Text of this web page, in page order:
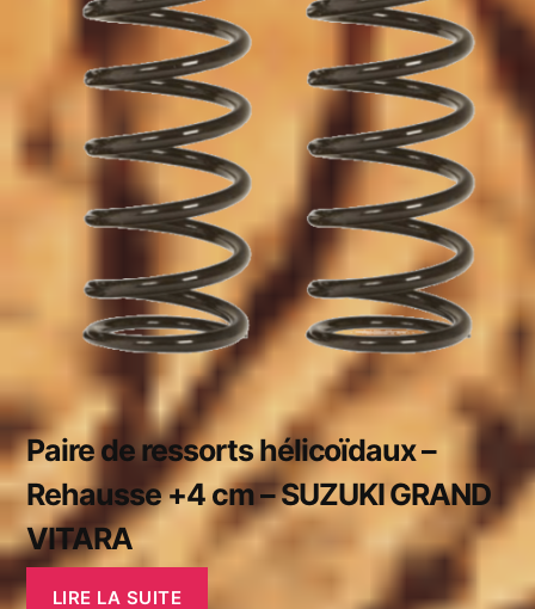
Paire de ressorts hélicoïdaux –
Rehausse +4 cm – SUZUKI GRAND
VITARA
LIRE LA SUITE